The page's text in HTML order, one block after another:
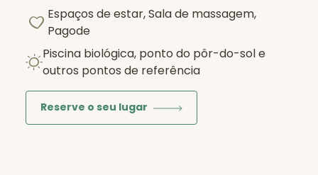
Espaços de estar, Sala de massagem,
Pagode
Piscina biológica, ponto do pôr-do-sol e
outros pontos de referência
Reserve o seu lugar